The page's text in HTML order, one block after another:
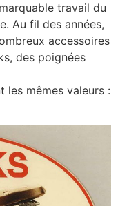
travail du
Au fil des années,
accessoires
des poignées
les mêmes valeurs :